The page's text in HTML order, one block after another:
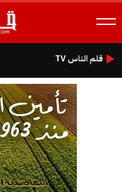
قلم الناس TV